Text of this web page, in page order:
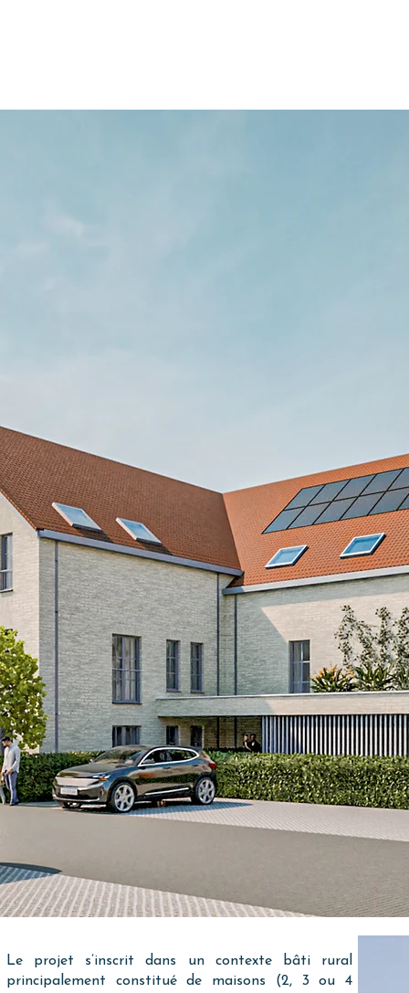
Le projet s’inscrit dans un contexte bâti rural
principalement constitué de maisons (2, 3 ou 4